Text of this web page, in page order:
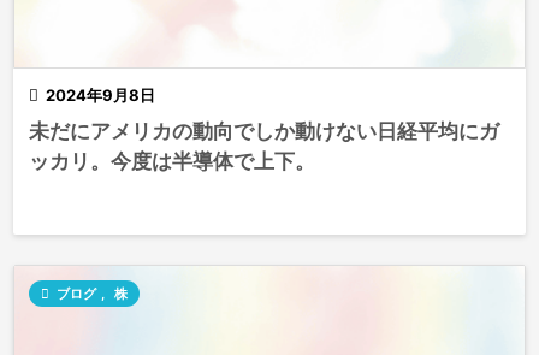
 2024年9月8日
未だにアメリカの動向でしか動けない日経平均にガ
ッカリ。今度は半導体で上下。
 ブログ 株